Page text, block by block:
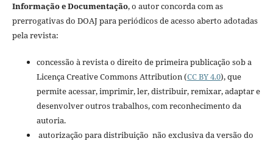
Informação e Documentação, o autor concorda com as
prerrogativas do DOAJ para periódicos de acesso aberto adotadas
pela revista:
concessão à revista o direito de primeira publicação sob a
Licença Creative Commons Attribution (CC BY 4.0), que
permite acessar, imprimir, ler, distribuir, remixar, adaptar e
desenvolver outros trabalhos, com reconhecimento da
autoria.
autorização para distribuição não exclusiva da versão do